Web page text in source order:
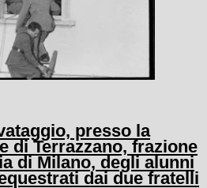
presso la
di Terrazzano, frazione
di Milano, degli alunni
dai due fratelli